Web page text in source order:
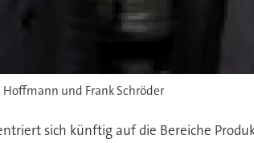
und Frank Schröder
sich künftig auf die Bereiche